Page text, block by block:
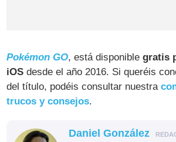
Pokémon GO, está disponiblegratis
iOS desde el año 2016. Si queréis
del título, podéis consultar nuestra
trucos y consejos.
Daniel González